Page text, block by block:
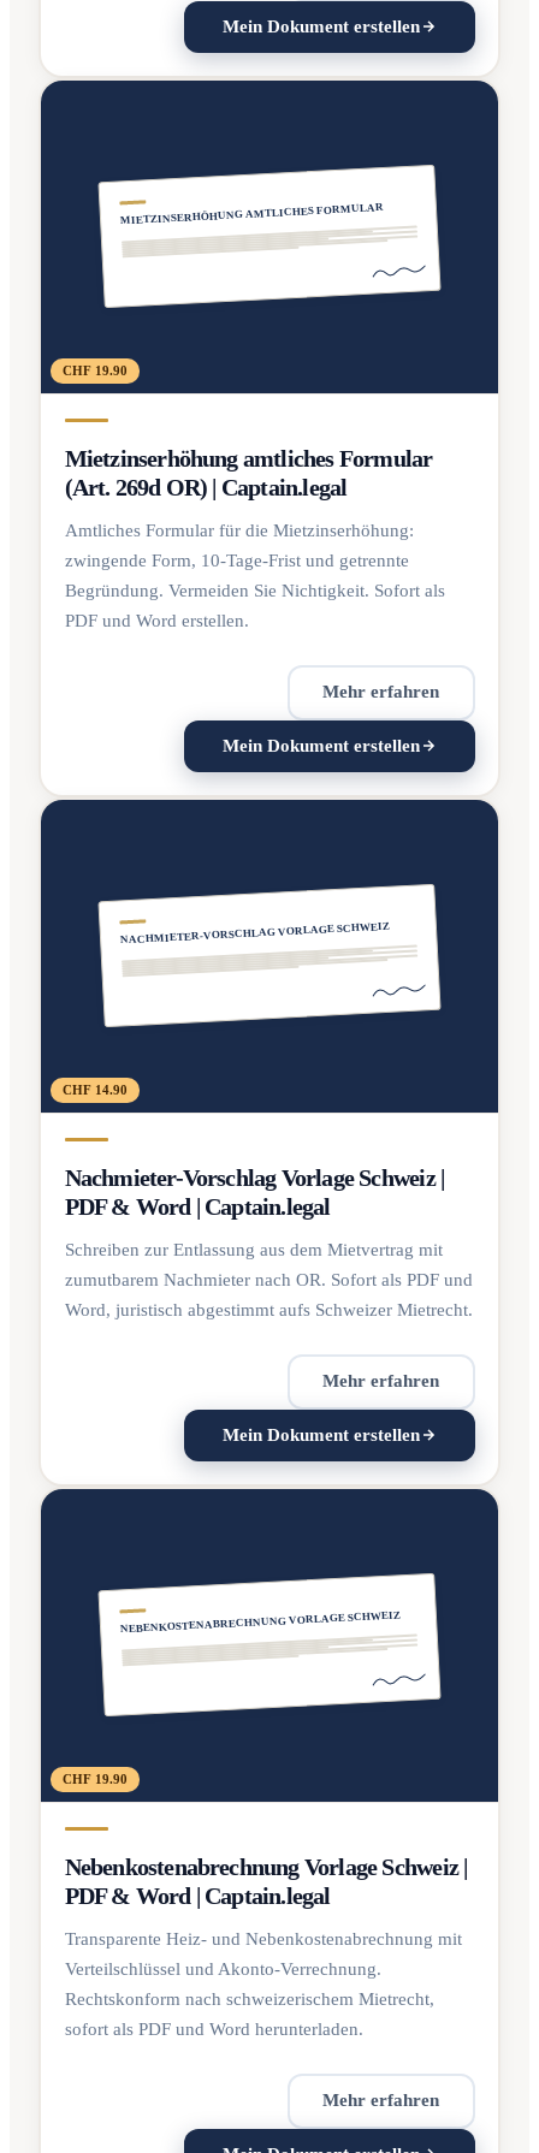
Mein Dokument erstellen
MIETZINSERHÖHUNG AMTLICHES FORMULAR
CHF 19.90
Mietzinserhöhung amtliches Formular
(Art. 269d OR) | Captain.legal
Amtliches Formular für die Mietzinserhöhung:
zwingende Form, 10-Tage-Frist und getrennte
Begründung. Vermeiden Sie Nichtigkeit. Sofort als
PDF und Word erstellen.
Mehr erfahren
Mein Dokument erstellen
NACHMIETER-VORSCHLAG VORLAGE SCHWEIZ
CHF 14.90
Nachmieter-Vorschlag Vorlage Schweiz |
PDF & Word | Captain.legal
Schreiben zur Entlassung aus dem Mietvertrag mit
zumutbarem Nachmieter nach OR. Sofort als PDF und
Word, juristisch abgestimmt aufs Schweizer Mietrecht.
Mehr erfahren
Mein Dokument erstellen
NEBENKOSTENABRECHNUNG VORLAGE SCHWEIZ
CHF 19.90
Nebenkostenabrechnung Vorlage Schweiz |
PDF & Word | Captain.legal
Transparente Heiz- und Nebenkostenabrechnung mit
Verteilschlüssel und Akonto-Verrechnung.
Rechtskonform nach schweizerischem Mietrecht,
sofort als PDF und Word herunterladen.
Mehr erfahren